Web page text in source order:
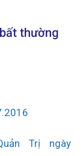
thường
Trị ngày